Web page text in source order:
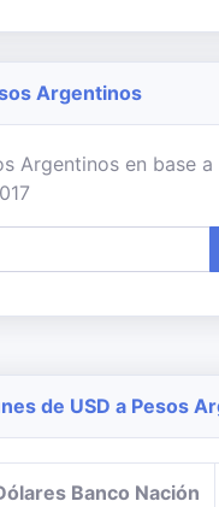
Argentinos
Argentinos en base
de USD a Pesos
Banco Nación